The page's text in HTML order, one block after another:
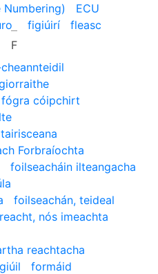
ECU
F
figiúirí fleasc
fógra cóipchirt
Forbraíochta
foilseacháin ilteangacha
foilseachán, teideal
nós imeachta
reachtacha
formáid